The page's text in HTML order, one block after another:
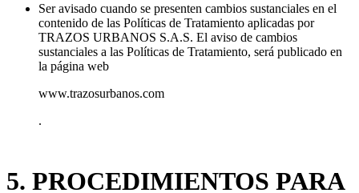
Ser avisado cuando se presenten cambios sustanciales en el
contenido de las Políticas de Tratamiento aplicadas por
TRAZOS URBANOS S.A.S. El aviso de cambios
sustanciales a las Políticas de Tratamiento, será publicado en
la página web
www.trazosurbanos.com
.
5. PROCEDIMIENTOS PARA